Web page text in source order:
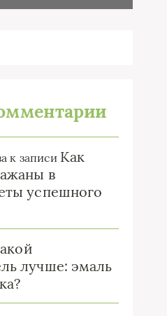
к записи Как
в
успешного
лучше: эмаль